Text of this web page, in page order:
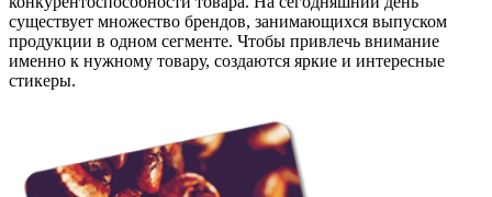
существует множество брендов, занимающихся выпуском
продукции в одном сегменте. Чтобы привлечь внимание
именно к нужному товару, создаются яркие и интересные
стикеры.